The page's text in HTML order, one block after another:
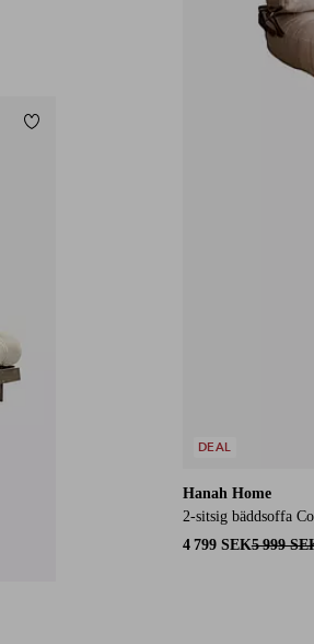
Hanah Home
2-sitsig bäddsoffa
4 799 SEK5 999
DEAL
Lägg till i favoriter